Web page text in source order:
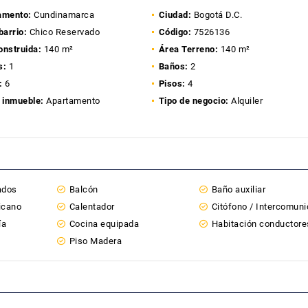
Cundinamarca Ciudad: Bogotá D.C.
Chico Reservado Código: 7526136
140 m² Área Terreno: 140 m²
1 Baños: 2
6 Pisos: 4
inmueble: Apartamento Tipo de negocio: Alquiler
Balcón
Baño auxiliar
Calentador
Citófono /
Cocina equipada
Habitación
Piso Madera